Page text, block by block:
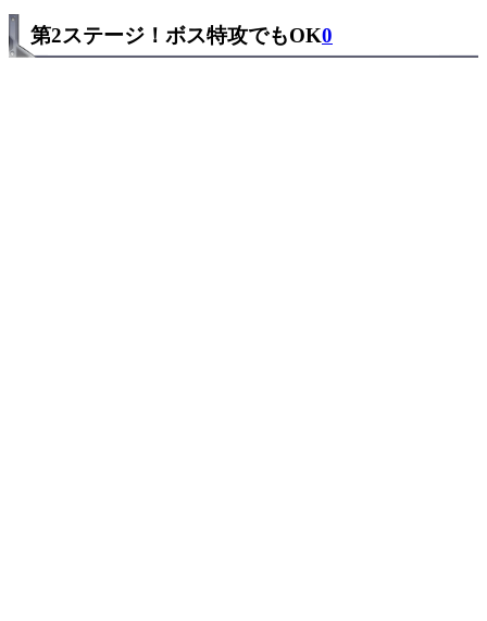
第2ステージ！ボス特攻でもOK0